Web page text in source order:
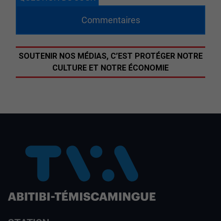
Commentaires
SOUTENIR NOS MÉDIAS, C’EST PROTÉGER NOTRE
CULTURE ET NOTRE ÉCONOMIE